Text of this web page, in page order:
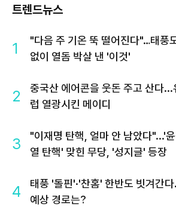
트렌드뉴스
1
"다음 주 기온 뚝 떨어진다"…태풍
없이 열돔 박살 낸 '이것'
2
중국산 에어콘을 웃돈 주고 산다...
럽 열광시킨 메이디
3
"이재명 탄핵, 얼마 안 남았다"...'
열 탄핵' 맞힌 무당, '성지글' 등장
4
태풍 '돌핀'·'찬홈' 한반도 빗겨간
예상 경로는?